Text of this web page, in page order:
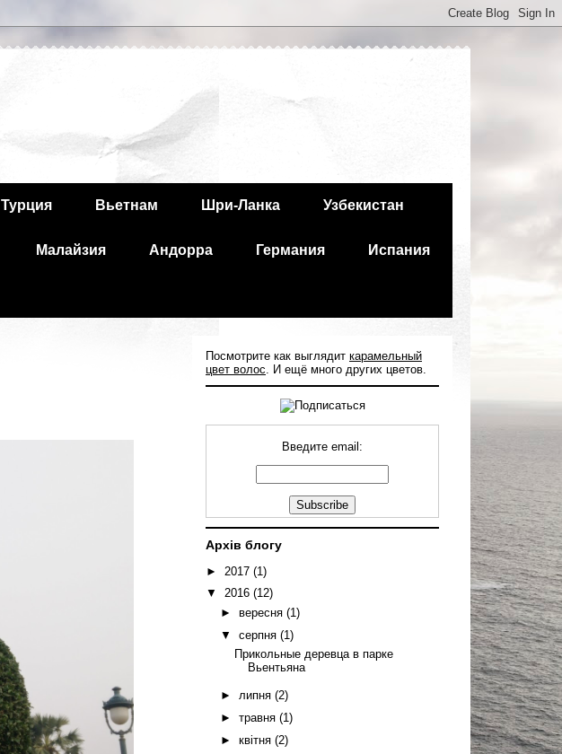
Турция Вьетнам Шри-Ланка Узбекистан
Малайзия Андорра Германия Испания
Посмотрите как выглядит карамельный
цвет волос. И ещё много других цветов.
Введите email:
Архів блогу
► 2017 (1)
▼ 2016 (12)
► вересня (1)
▼ серпня (1)
Прикольные деревца в парке
Вьентьяна
► липня (2)
► травня (1)
► квітня (2)